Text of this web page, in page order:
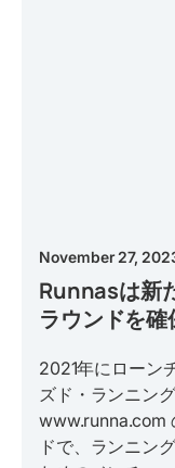
November 27,
Runnasは新
ラウンドを確
2021年にローン
ズド・ランニン
www.runna.com
ドで、ランニン